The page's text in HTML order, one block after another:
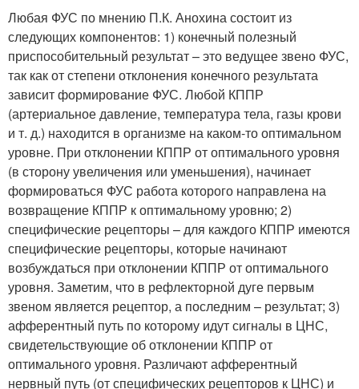
Любая ФУС по мнению П.К. Анохина состоит из
следующих компонентов: 1) конечный полезный
приспособительный результат – это ведущее звено ФУС,
так как от степени отклонения конечного результата
зависит формирование ФУС. Любой КППР
(артериальное давление, температура тела, газы крови
и т. д.) находится в организме на каком-то оптимальном
уровне. При отклонении КППР от оптимального уровня
(в сторону увеличения или уменьшения), начинает
формироваться ФУС работа которого направлена на
возвращение КППР к оптимальному уровню; 2)
специфические рецепторы – для каждого КППР имеются
специфические рецепторы, которые начинают
возбуждаться при отклонении КППР от оптимального
уровня. Заметим, что в рефлекторной дуге первым
звеном является рецептор, а последним – результат; 3)
афферентный путь по которому идут сигналы в ЦНС,
свидетельствующие об отклонении КППР от
оптимального уровня. Различают афферентный
нервный путь (от специфических рецепторов к ЦНС) и